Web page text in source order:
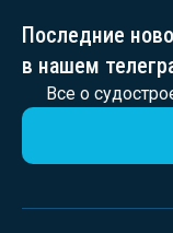
Последние
в нашем
Все о